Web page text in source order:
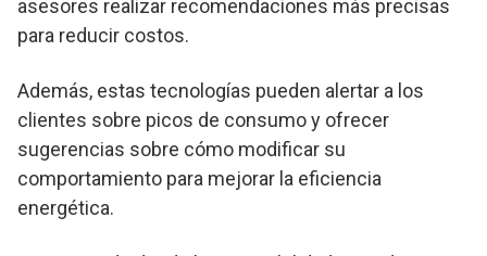
asesores realizar recomendaciones más precisas
para reducir costos.
Además, estas tecnologías pueden alertar a los
clientes sobre picos de consumo y ofrecer
sugerencias sobre cómo modificar su
comportamiento para mejorar la eficiencia
energética.